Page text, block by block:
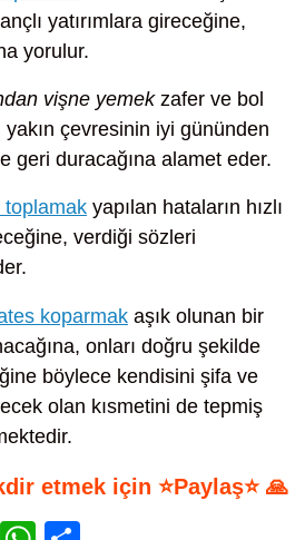
yatırımlara gireceğine,
yorulur.
vişne yemekzafer ve bol
çevresinin iyi gününden
geri duracağına alamet eder.
toplamak yapılan hataların hızlı
verdiği sözleri
koparmak aşık olunan bir
onları doğru şekilde
böylece kendisini şifa ve
olan kısmetini de tepmiş
etmek için ⭐Paylaş⭐ 🙏